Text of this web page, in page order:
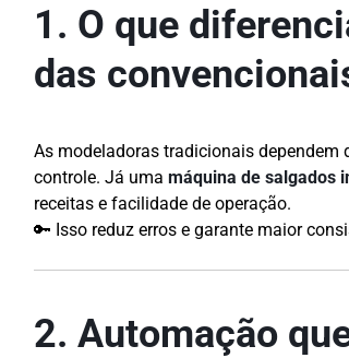
1. O que
das
As modeladoras tradicionais dependem
controle. Já uma máquina de salgados
receitas e facilidade de operação.
🔑 Isso reduz erros e garante maior
2. Automação